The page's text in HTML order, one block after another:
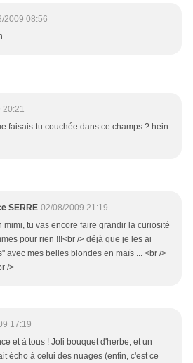
2009 08:56
20:21
faisais-tu couchée dans ce champs ? hein
SERRE 02/08/2009 21:19
mimi, tu vas encore faire grandir la curiosité
pour rien !!!<br /> déjà que je les ai
avec mes belles blondes en maïs ... <br />
/>
17:19
et à tous ! Joli bouquet d'herbe, et un
écho à celui des nuages (enfin, c'est ce